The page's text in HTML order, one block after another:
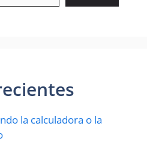
la calculadora o la